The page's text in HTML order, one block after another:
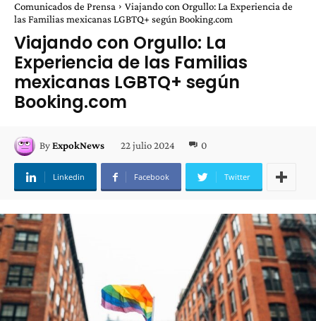
Comunicados de Prensa
Viajando con Orgullo: La Experiencia de
las Familias mexicanas LGBTQ+ según Booking.com
Viajando con Orgullo: La
Experiencia de las Familias
mexicanas LGBTQ+ según
Booking.com
ByExpokNews 22 julio 2024 0
Linkedin Facebook Twitter